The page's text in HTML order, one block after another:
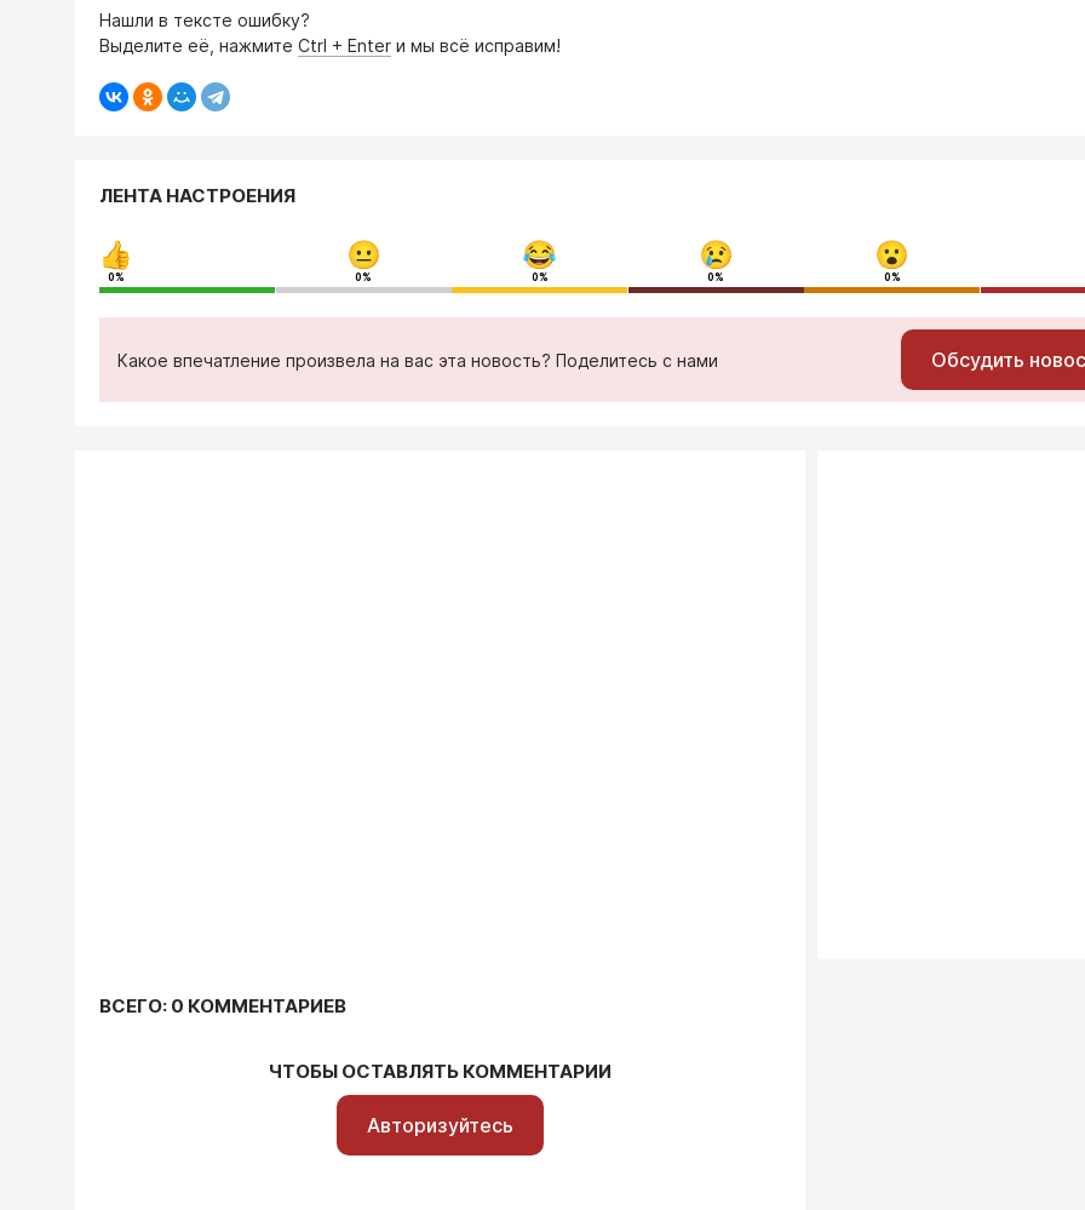
Нашли в тексте ошибку?
Выделите её, нажмите Ctrl + Enter и мы всё исправим!
ЛЕНТА НАСТРОЕНИЯ
0% 0% 0% 0% 0%
Какое впечатление произвела на вас эта новость? Поделитесь с нами Обсудить
ВСЕГО: 0 КОММЕНТАРИЕВ
ЧТОБЫ ОСТАВЛЯТЬ КОММЕНТАРИИ
Авторизуйтесь